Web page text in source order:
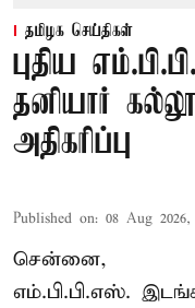
தமிழக செய்திகள்
புதிய
தனியார்
அதிகரிப்பு
Published on: 08 Aug
சென்னை,
எம்.பி.பி.எஸ்.